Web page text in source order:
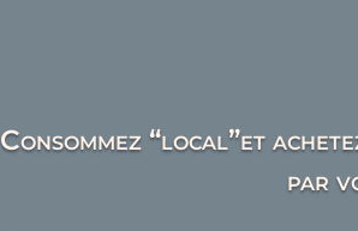
Consommez “local”et
par